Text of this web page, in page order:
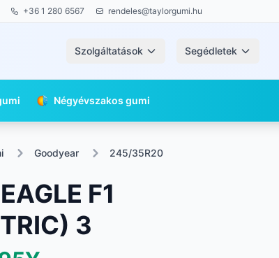
+36 1 280 6567 rendeles@taylorgumi.hu
Szolgáltatások Segédletek
Négyévszakos gumi
Goodyear 245/35R20
F1
3